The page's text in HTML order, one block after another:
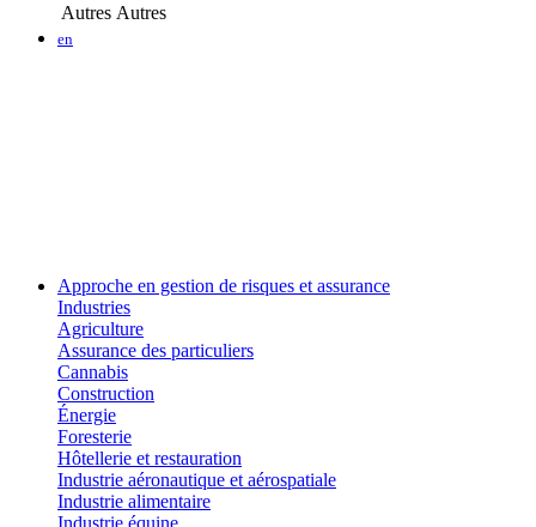
Autres Autres
en
Approche en gestion de risques et assurance
Industries
Agriculture
Assurance des particuliers
Cannabis
Construction
Énergie
Foresterie
Hôtellerie et restauration
Industrie aéronautique et aérospatiale
Industrie alimentaire
Industrie équine